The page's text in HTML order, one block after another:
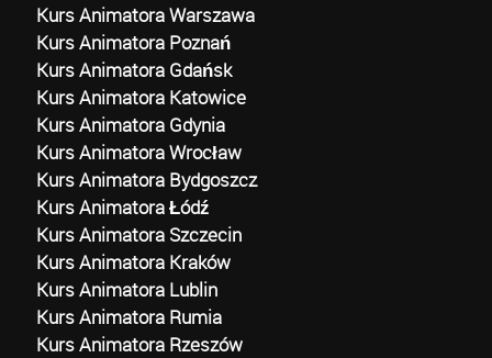
Kurs Animatora Warszawa
Kurs Animatora Poznań
Kurs Animatora Gdańsk
Kurs Animatora Katowice
Kurs Animatora Gdynia
Kurs Animatora Wrocław
Kurs Animatora Bydgoszcz
Kurs Animatora Łódź
Kurs Animatora Szczecin
Kurs Animatora Kraków
Kurs Animatora Lublin
Kurs Animatora Rumia
Kurs Animatora Rzeszów